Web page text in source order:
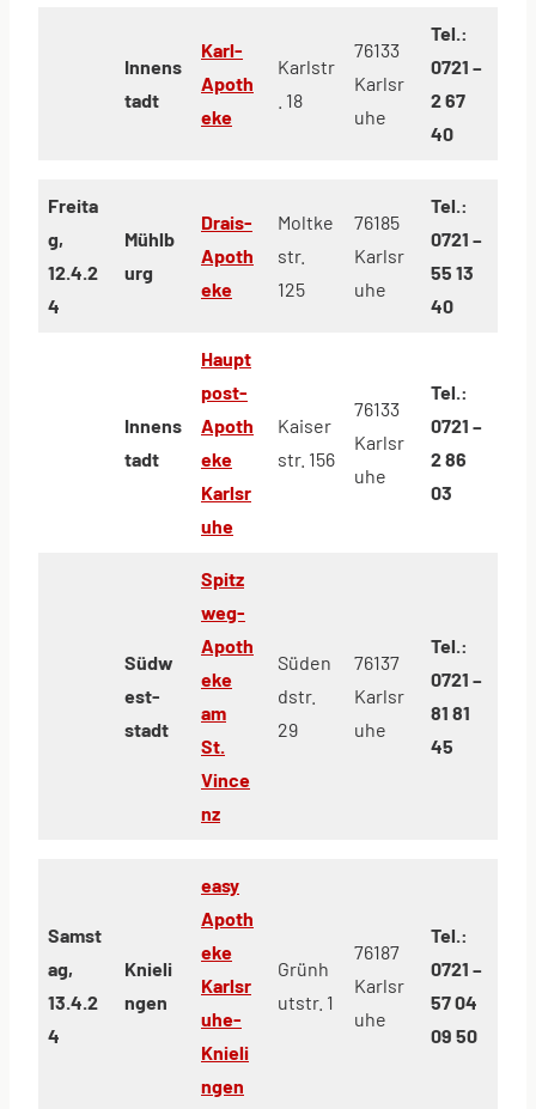
Innens
tadt
Karl-
Apoth
eke
Karlstr
. 18
76133
Karlsr
uhe
Tel.:
0721 –
2 67
40
Freita
g,
12.4.2
4
Mühlb
urg
Drais-
Apoth
eke
Moltke
str.
125
76185
Karlsr
uhe
Tel.:
0721 –
55 13
40
Innens
tadt
Haupt
post-
Apoth
eke
Karlsr
uhe
Kaiser
str. 156
76133
Karlsr
uhe
Tel.:
0721 –
2 86
03
Südw
est-
stadt
Spitz
weg-
Apoth
eke
am
St.
Vince
nz
Süden
dstr.
29
76137
Karlsr
uhe
Tel.:
0721 –
81 81
45
Samst
ag,
13.4.2
4
Knieli
ngen
easy
Apoth
eke
Karlsr
uhe-
Knieli
ngen
Grünh
utstr. 1
76187
Karlsr
uhe
Tel.:
0721 –
57 04
09 50